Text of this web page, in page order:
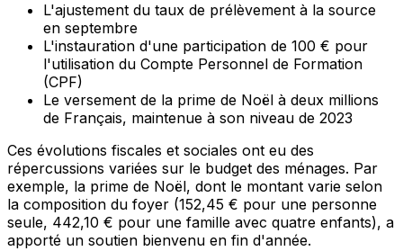
L'ajustement du taux de prélèvement à la source
en septembre
L'instauration d'une participation de 100 € pour
l'utilisation du Compte Personnel de Formation
(CPF)
Le versement de la prime de Noël à deux millions
de Français, maintenue à son niveau de 2023
Ces évolutions fiscales et sociales ont eu des
répercussions variées sur le budget des ménages. Par
exemple, la prime de Noël, dont le montant varie selon
la composition du foyer (152,45 € pour une personne
seule, 442,10 € pour une famille avec quatre enfants), a
apporté un soutien bienvenu en fin d'année.